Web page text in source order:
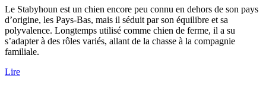
Le Stabyhoun est un chien encore peu connu en dehors de son pays
d’origine, les Pays-Bas, mais il séduit par son équilibre et sa
polyvalence. Longtemps utilisé comme chien de ferme, il a su
s’adapter à des rôles variés, allant de la chasse à la compagnie
familiale.
Lire